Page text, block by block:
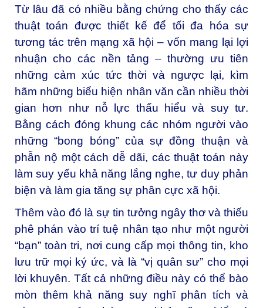
Từ lâu đã có nhiều bằng chứng cho thấy các
thuật toán được thiết kế để tối đa hóa sự
tương tác trên mạng xã hội – vốn mang lại lợi
nhuận cho các nền tảng – thường ưu tiên
những cảm xúc tức thời và ngược lại, kìm
hãm những biểu hiện nhân văn cần nhiều thời
gian hơn như nỗ lực thấu hiểu và suy tư.
Bằng cách đóng khung các nhóm người vào
những “bong bóng” của sự đồng thuận và
phẫn nộ một cách dễ dãi, các thuật toán này
làm suy yếu khả năng lắng nghe, tư duy phản
biện và làm gia tăng sự phân cực xã hội.
Thêm vào đó là sự tin tưởng ngây thơ và thiếu
phê phán vào trí tuệ nhân tạo như một người
“bạn” toàn tri, nơi cung cấp mọi thông tin, kho
lưu trữ mọi ký ức, và là “vị quân sư” cho mọi
lời khuyên. Tất cả những điều này có thể bào
mòn thêm khả năng suy nghĩ phân tích và